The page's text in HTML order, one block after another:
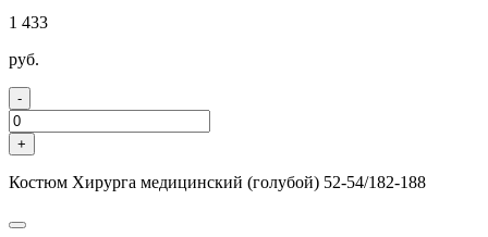
1 433
руб.
-
+
Костюм Хирурга медицинский (голубой) 52-54/182-188